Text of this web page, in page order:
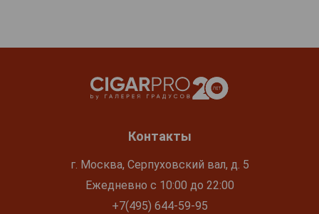
Контакты
г. Москва, Серпуховский вал, д. 5
Ежедневно с 10:00 до 22:00
+7(495) 644-59-95